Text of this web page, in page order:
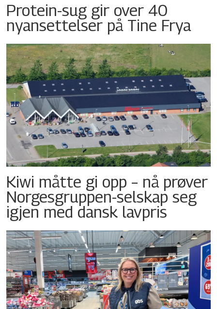
Protein-sug gir over 40
nyansettelser på Tine Frya
Kiwi måtte gi opp – nå prøver
Norgesgruppen-selskap seg
igjen med dansk lavpris